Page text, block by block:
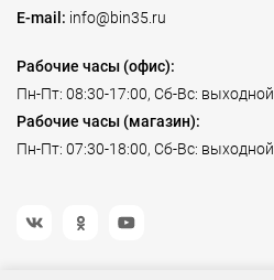
E-mail: info@bin35.ru
Рабочие часы (офис):
Пн-Пт: 08:30-17:00, Сб-Вс: выходной
Рабочие часы (магазин):
Пн-Пт: 07:30-18:00, Сб-Вс: выходной